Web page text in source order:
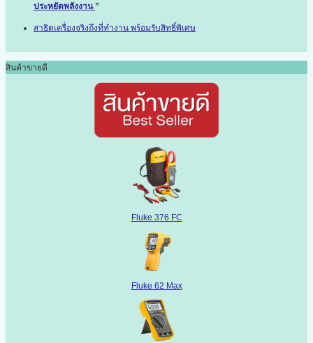
ประหยัดพลังงาน ”
สาธิตเครื่องจริงถึงที่ทำงาน พร้อมรับสิทธิ์พิเศษ
สินค้าขายดี
Fluke 376 FC
Fluke 62 Max